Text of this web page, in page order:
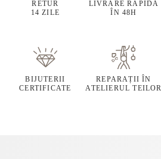
RETUR
14 ZILE
LIVRARE RAPIDĂ
ÎN 48H
BIJUTERII
CERTIFICATE
REPARAȚII ÎN
ATELIERUL TEILOR